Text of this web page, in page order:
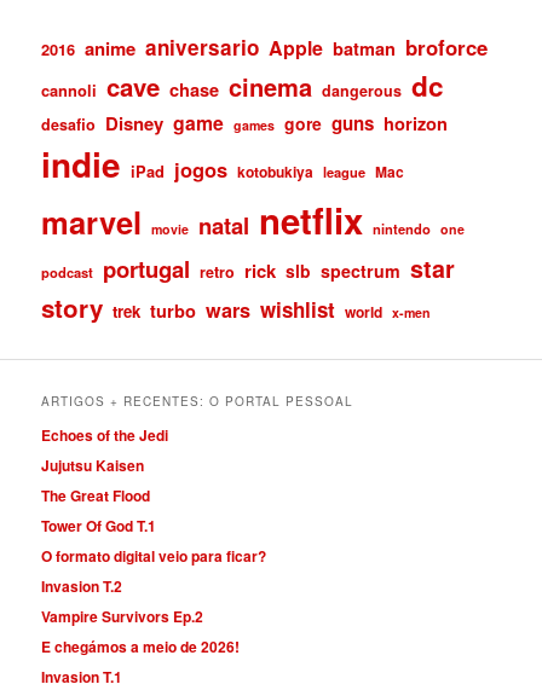
2016 anime aniversario Apple batman broforce
cannoli cave chase cinema dangerous dc
desafio Disney game games gore guns horizon
indie iPad jogos kotobukiya league Mac
marvel movie natal netflix nintendo one
podcast portugal retro rick slb spectrum star
story trek turbo wars wishlist world x-men
ARTIGOS + RECENTES: O PORTAL PESSOAL
Echoes of the Jedi
Jujutsu Kaisen
The Great Flood
Tower Of God T.1
O formato digital veio para ficar?
Invasion T.2
Vampire Survivors Ep.2
E chegámos a meio de 2026!
Invasion T.1